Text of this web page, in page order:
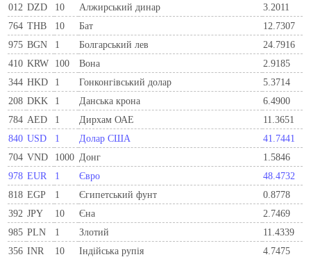
012 DZD 10 Алжирський динар
3.2011
764 THB 10 Бат
12.7307
975 BGN 1 Болгарський лев
24.7916
410 KRW 100 Вона
2.9185
344 HKD 1 Гонконгівський долар
5.3714
208 DKK 1 Данська крона
6.4900
784 AED 1 Дирхам ОАЕ
11.3651
840 USD 1 Долар США
41.7441
704 VND 1000 Донг
1.5846
978 EUR 1 Євро
48.4732
818 EGP 1 Єгипетський фунт
0.8778
392 JPY 10 Єна
2.7469
985 PLN 1 Злотий
11.4339
356 INR 10 Індійська рупія
4.7475